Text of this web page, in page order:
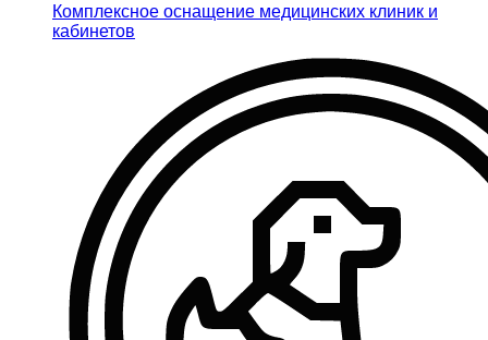
Комплексное оснащение медицинских клиник и
кабинетов